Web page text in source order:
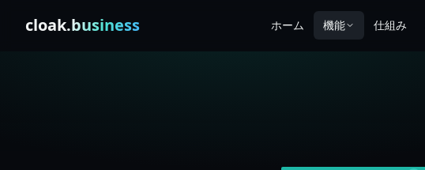
cloak.business ホーム 機能 仕組み